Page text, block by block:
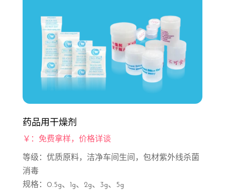
药品用干燥剂
￥：免费拿样，价格详谈
等级：优质原料，洁净车间生间，包材紫外线杀菌
消毒
规格：0.5g、1g、2g、3g、5g